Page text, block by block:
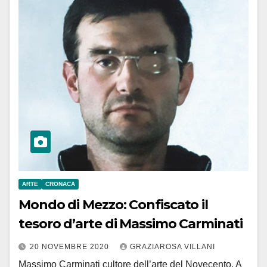
ARTE CRONACA
Mondo di Mezzo: Confiscato il
tesoro d’arte di Massimo Carminati
20 NOVEMBRE 2020 GRAZIAROSA VILLANI
Massimo Carminati cultore dell’arte del Novecento. A